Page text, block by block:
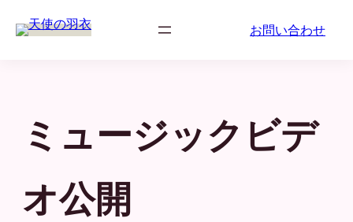
お問い合わせ
ミュージックビデ
オ公開